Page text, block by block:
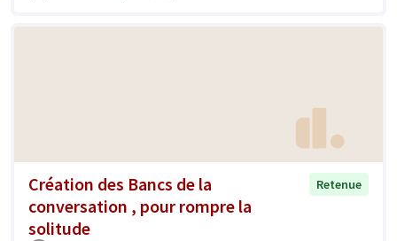
Création des Bancs de la
conversation , pour rompre la
solitude
Retenue